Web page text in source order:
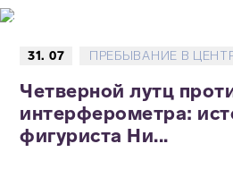
31. 07 ПРЕБЫВАНИЕ В
Четверной лутц
интерферометра:
фигуриста Ни...